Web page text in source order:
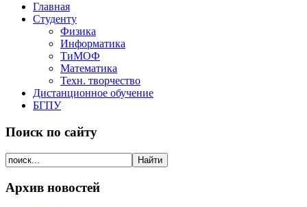
Главная
Студенту
Физика
Информатика
ТиМОФ
Математика
Техн. творчество
Дистанционное обучение
БГПУ
Поиск по сайту
Архив новостей